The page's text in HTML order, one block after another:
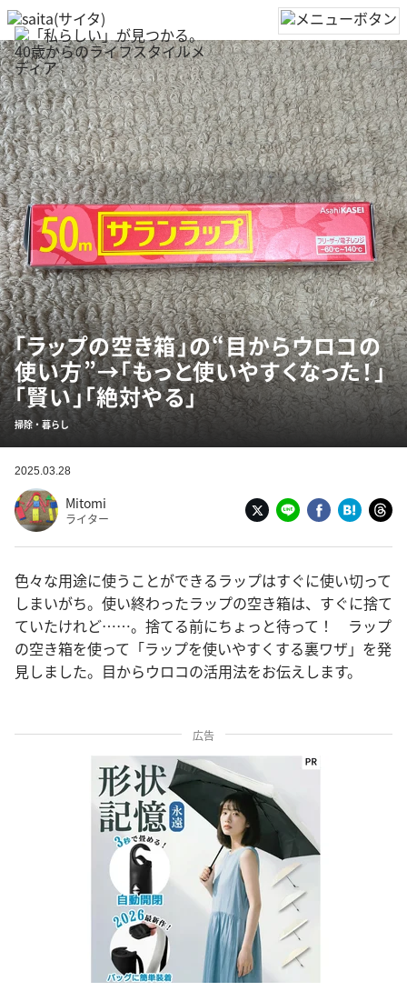
「ラップの空き箱」の“目からウロコの
使い方”→「もっと使いやすくなった！」
「賢い」「絶対やる」
掃除・暮らし
2025.03.28
Mitomi
ライター
色々な用途に使うことができるラップはすぐに使い切って
しまいがち。使い終わったラップの空き箱は、すぐに捨て
ていたけれど……。捨てる前にちょっと待って！ ラップ
の空き箱を使って「ラップを使いやすくする裏ワザ」を発
見しました。目からウロコの活用法をお伝えします。
広告